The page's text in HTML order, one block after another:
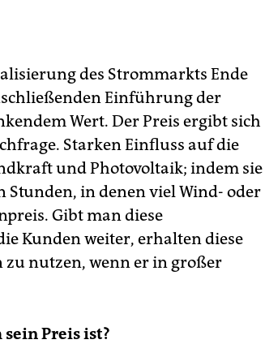
des Strommarkts Ende
Einführung der
Wert. Der Preis ergibt sich
Starken Einfluss auf die
und Photovoltaik; indem sie
in denen viel Wind- oder
Gibt man diese
Kunden weiter, erhalten diese
nutzen, wenn er in großer
Preis ist?